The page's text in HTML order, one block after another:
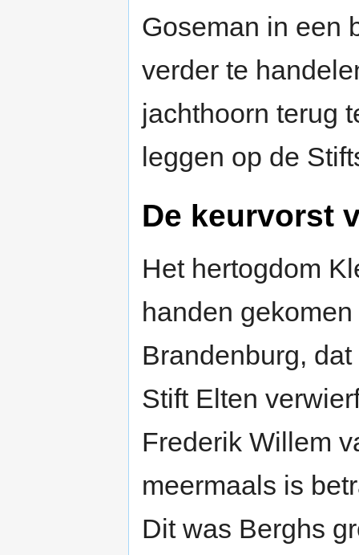
Goseman in een
verder te
jachthoorn terug
leggen op de
De keurvorst
Het hertogdom
handen
Brandenburg,
Stift Elten
Frederik Willem
meermaals is
Dit was Berghs